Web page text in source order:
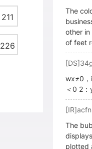
211
226
The
other in
of feet
wx≠0
＜0 2
The
plotted